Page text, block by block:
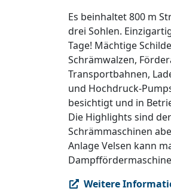
Es beinhaltet 800 m
drei Sohlen.
Tage! Mächtige
Schrämwalzen,
Transportbahnen,
und Hochdruck-
besichtigt und in
Die Highlights sind
Schrämmaschinen
Anlage Velsen kann
Weitere